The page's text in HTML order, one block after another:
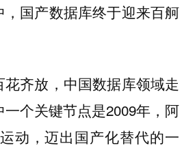
，国产数据库终于迎来百舸
齐放，中国数据库领域走
个关键节点是2009年，阿
动，迈出国产化替代的一